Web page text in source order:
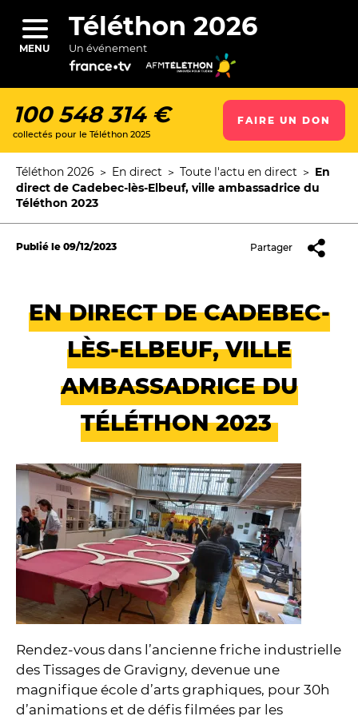
contenu
principal
MENU
Téléthon 2026
Un événement
100 548 314 €
collectés pour le Téléthon 2025
FAIRE UN DON
Fil
d'Ariane
Téléthon 2026 En direct Toute l'actu en direct
En
direct de Cadebec-lès-Elbeuf, ville ambassadrice du
Téléthon 2023
Publié le 09/12/2023 Partager
EN DIRECT DE CADEBEC-
LÈS-ELBEUF, VILLE
AMBASSADRICE DU
TÉLÉTHON 2023
Rendez-vous dans l’ancienne friche industrielle
des Tissages de Gravigny, devenue une
magnifique école d’arts graphiques, pour 30h
d’animations et de défis filmées par les